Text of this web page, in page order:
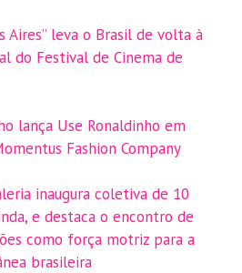
Aires” leva o Brasil de volta à
do Festival de Cinema de
lança Use Ronaldinho em
Fashion Company
inaugura coletiva de 10
e destaca o encontro de
como força motriz para a
brasileira